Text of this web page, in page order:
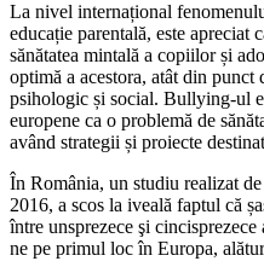
La nivel internațional
educație parentală, este apreciat
sănătatea mintală a copiilor și
optimă a acestora, atât din punct
psihologic și social. Bullying-ul
europene ca o problemă de
având strategii și proiecte
În România, un studiu realizat
2016, a scos la iveală faptul că
între unsprezece şi
ne pe primul loc în Europa,